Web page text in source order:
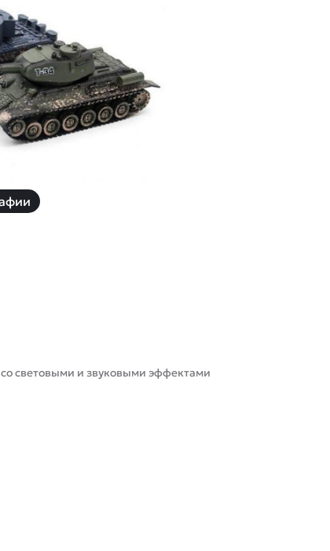
пульте
световыми и звуковыми эффектами
Заказать звонок
соцсети: